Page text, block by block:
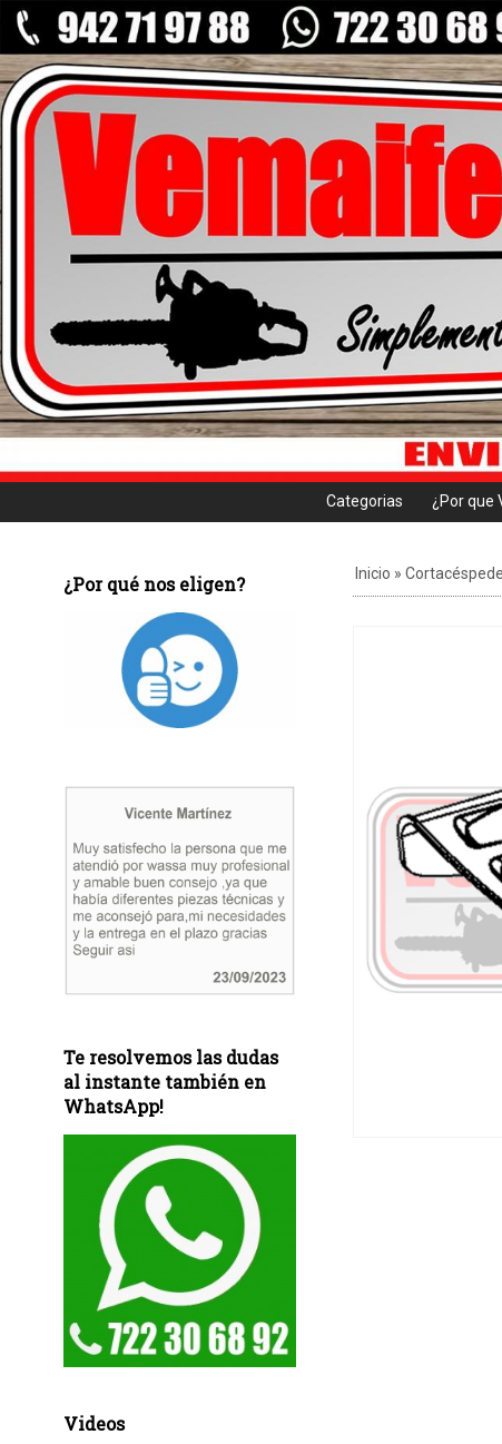
Categorias ¿Por que
¿Por qué nos eligen?
Te resolvemos las dudas
al instante también en
WhatsApp!
Videos
Inicio »